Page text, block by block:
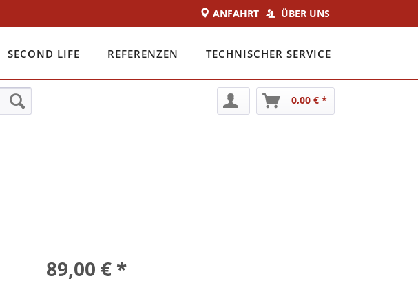
ÜBER UNS
ANFAHRT
SECOND LIFE REFERENZEN TECHNISCHER SERVICE
0,00 € *
89,00 € *